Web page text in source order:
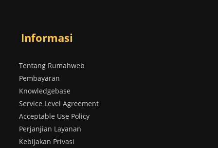
Informasi
Tentang Rumahweb
Pembayaran
Knowledgebase
Service Level Agreement
Acceptable Use Policy
Perjanjian Layanan
Kebijakan Privasi